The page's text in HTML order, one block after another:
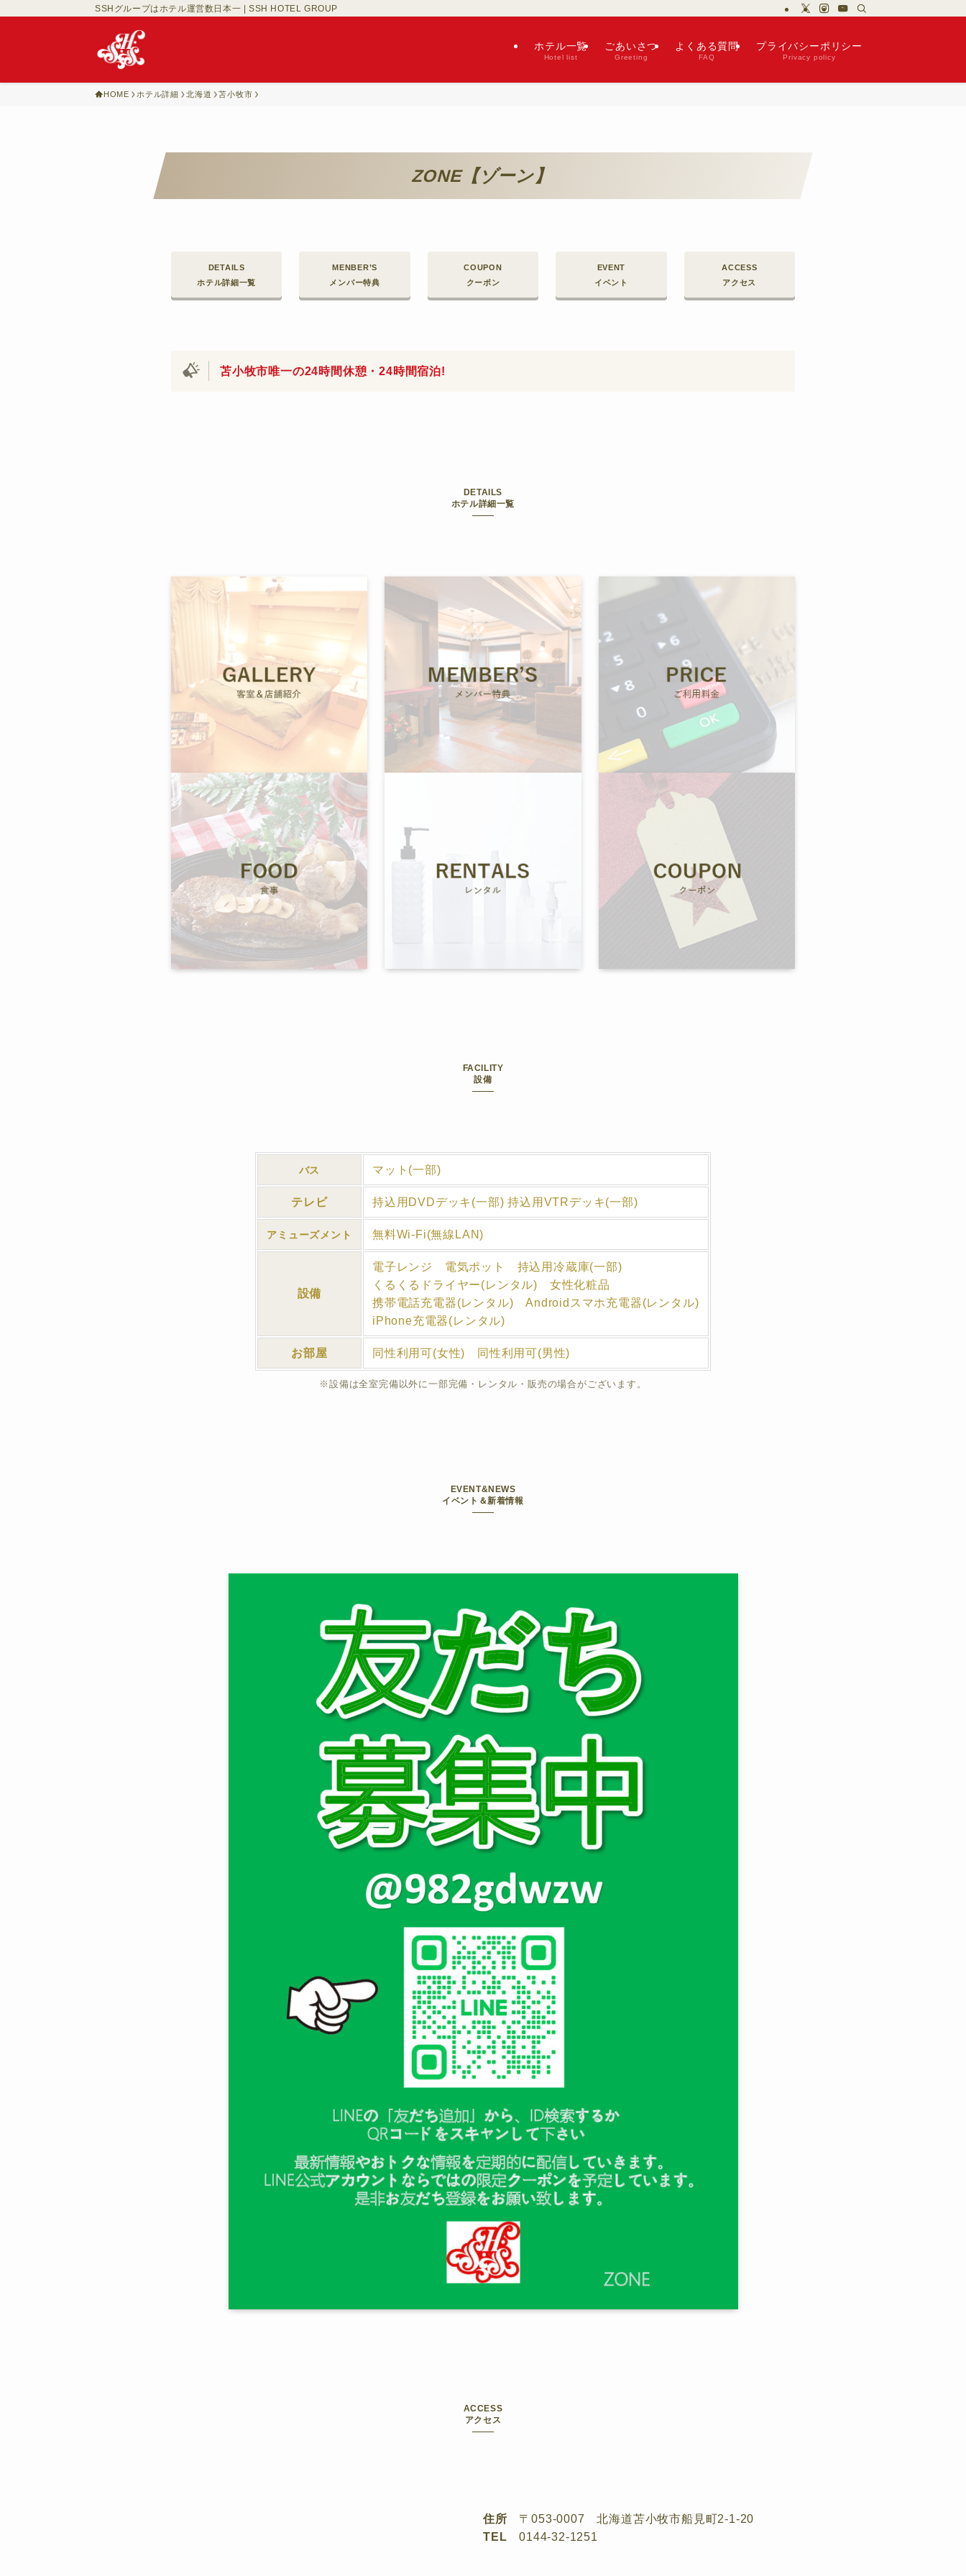
SSHグループはホテル運営数日本一 | SSH HOTEL GROUP
ホテル一覧
Hotel list
ごあいさつ
Greeting
よくある質問
FAQ
プライバシーポリシー
Privacy policy
HOME ホテル詳細 北海道 苫小牧市
ZONE【ゾーン】
DETAILS
ホテル詳細一覧
MENBER’S
メンバー特典
COUPON
クーポン
EVENT
イベント
ACCESS
アクセス
苫小牧市唯一の24時間休憩・24時間宿泊!
DETAILS
ホテル詳細一覧
FACILITY
設備
バス マット(一部)
テレビ 持込用DVDデッキ(一部) 持込用VTRデッキ(一部)
アミューズメント 無料Wi-Fi(無線LAN)
設備
電子レンジ 電気ポット 持込用冷蔵庫(一部)
くるくるドライヤー(レンタル) 女性化粧品
携帯電話充電器(レンタル) Androidスマホ充電器(レンタル)
iPhone充電器(レンタル)
お部屋 同性利用可(女性) 同性利用可(男性)
※設備は全室完備以外に一部完備・レンタル・販売の場合がございます。
EVENT&NEWS
イベント＆新着情報
ACCESS
アクセス
住所 〒053-0007 北海道苫小牧市船見町2-1-20
TEL 0144-32-1251